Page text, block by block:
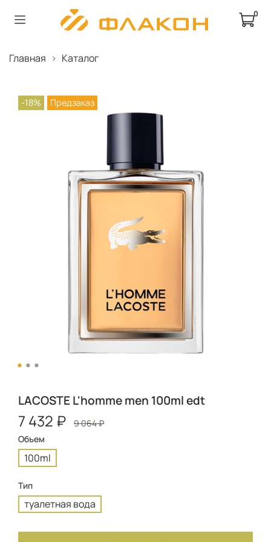
0
Главная Каталог
-18% Предзаказ
LACOSTE L'homme men 100ml edt
7 432 ₽
9 064 ₽
Объем
100ml
Тип
туалетная вода